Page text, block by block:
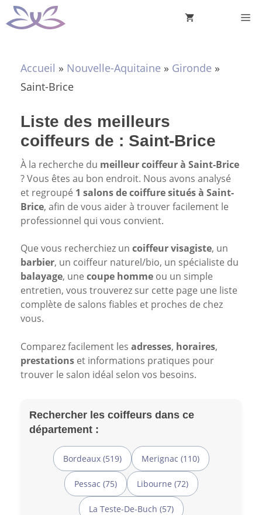
Aller
au
Accueil » Nouvelle-Aquitaine » Gironde »
Saint-Brice
Liste des meilleurs
coiffeurs de : Saint-Brice
À la recherche du meilleur coiffeur à Saint-Brice
? Vous êtes au bon endroit. Nous avons analysé
et regroupé 1 salons de coiffure situés à Saint-
Brice, afin de vous aider à trouver facilement le
professionnel qui vous convient.
Que vous recherchiez un coiffeur visagiste, un
barbier, un coiffeur naturel/bio, un spécialiste du
balayage, une coupe homme ou un simple
entretien, vous trouverez sur cette page une liste
complète de salons fiables et proches de chez
vous.
Comparez facilement les adresses, horaires,
prestations et informations pratiques pour
trouver le salon idéal selon vos besoins.
Rechercher les coiffeurs dans ce
département :
Bordeaux (519) Merignac (110)
Pessac (75) Libourne (72)
La Teste-De-Buch (57)